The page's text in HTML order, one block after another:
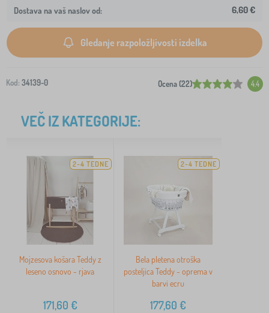
Dostava na vaš naslov od: 6,60 €
Gledanje razpoložljivosti izdelka
Kod: 34139-0 Ocena (22) 4.4
VEČ IZ KATEGORIJE:
2-4 TEDNE
Mojzesova košara Teddy z
leseno osnovo - rjava
171,60 €
2-4 TEDNE
Bela pletena otroška
posteljica Teddy - oprema v
barvi ecru
177,60 €